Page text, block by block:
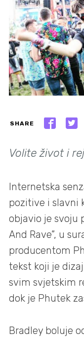
SHARE
Volite život i
Internetska
pozitive i slavni
objavio je svoju
And Rave”, u
producentom
tekst koji je
svim svjetskim
dok je Phutek
Bradley boluje